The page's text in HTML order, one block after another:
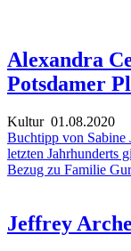
Alexandra
Potsdamer
Kultur01.08.2020
Buchtipp von Sabine
letzten Jahrhunderts
Bezug zu Familie
Jeffrey